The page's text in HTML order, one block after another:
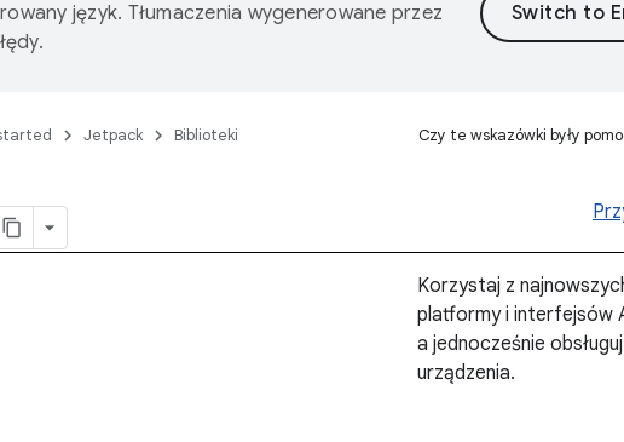
język. Tłumaczenia wygenerowane przez
Jetpack Biblioteki Czy te wskazówki były
Korzystaj z
platformy i interfejsów
a jednocześnie
urządzenia.